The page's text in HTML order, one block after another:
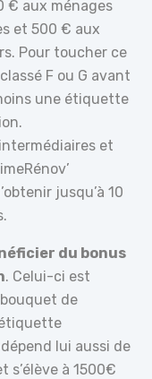
€ aux ménages
et 500 € aux
Pour toucher ce
F ou G avant
une étiquette
et
jusqu’à 10
du bonus
. Celui-ci est
de
lui aussi de
s’élève à 1500€